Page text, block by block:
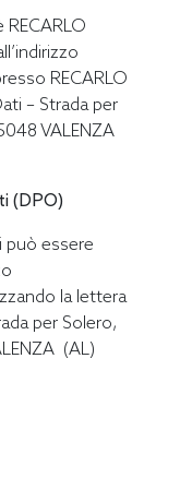
RECARLO
– Strada per
VALENZA
(DPO)
può essere
la lettera
per Solero,
(AL)